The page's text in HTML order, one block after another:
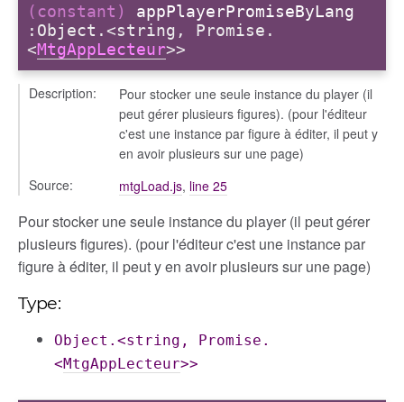
(constant) appPlayerPromiseByLang
:Object.<string, Promise.
<MtgAppLecteur>>
Description:
Pour stocker une seule instance du player (il
peut gérer plusieurs figures). (pour l'éditeur
c'est une instance par figure à éditer, il peut y
en avoir plusieurs sur une page)
Source:
mtgLoad.js, line 25
Pour stocker une seule instance du player (il peut gérer
plusieurs figures). (pour l'éditeur c'est une instance par
figure à éditer, il peut y en avoir plusieurs sur une page)
Type:
Object.<string, Promise.
<MtgAppLecteur>>